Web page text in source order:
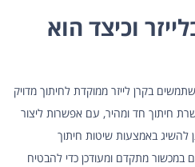
וכיצד הוא
בקרן לייזר ממוקדת לחיתוך מדויק
חיתוך חד ומהיר, עם אפשרות ליצור
להשיג באמצעות שיטות חיתוך
במכשור מתקדם ומעודכן כדי להבטיח